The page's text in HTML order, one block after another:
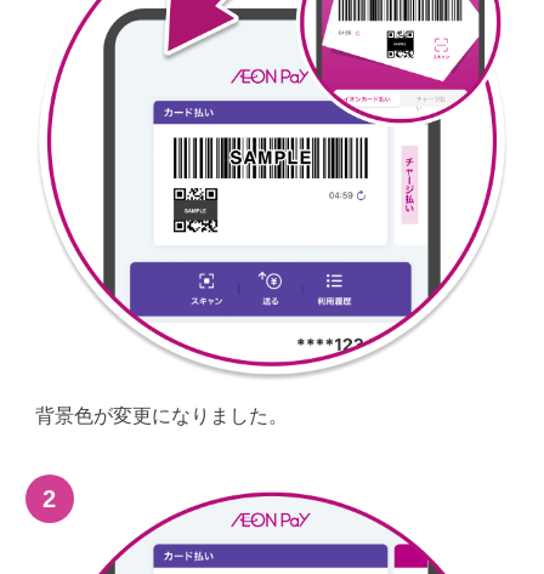
背景色が変更になりました。
2